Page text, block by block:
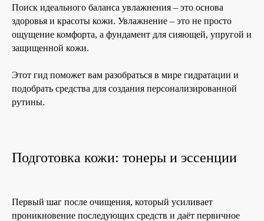
Поиск идеального баланса увлажнения – это основа
здоровья и красоты кожи. Увлажнение – это не просто
ощущение комфорта, а фундамент для сияющей, упругой и
защищенной кожи.
Этот гид поможет вам разобраться в мире гидратации и
подобрать средства для создания персонализированной
рутины.
Подготовка кожи: тонеры и эссенции
Первый шаг после очищения, который усиливает
проникновение последующих средств и даёт первичное